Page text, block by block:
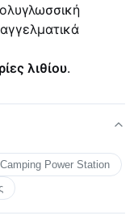
λιθίου.
Camping Power Station